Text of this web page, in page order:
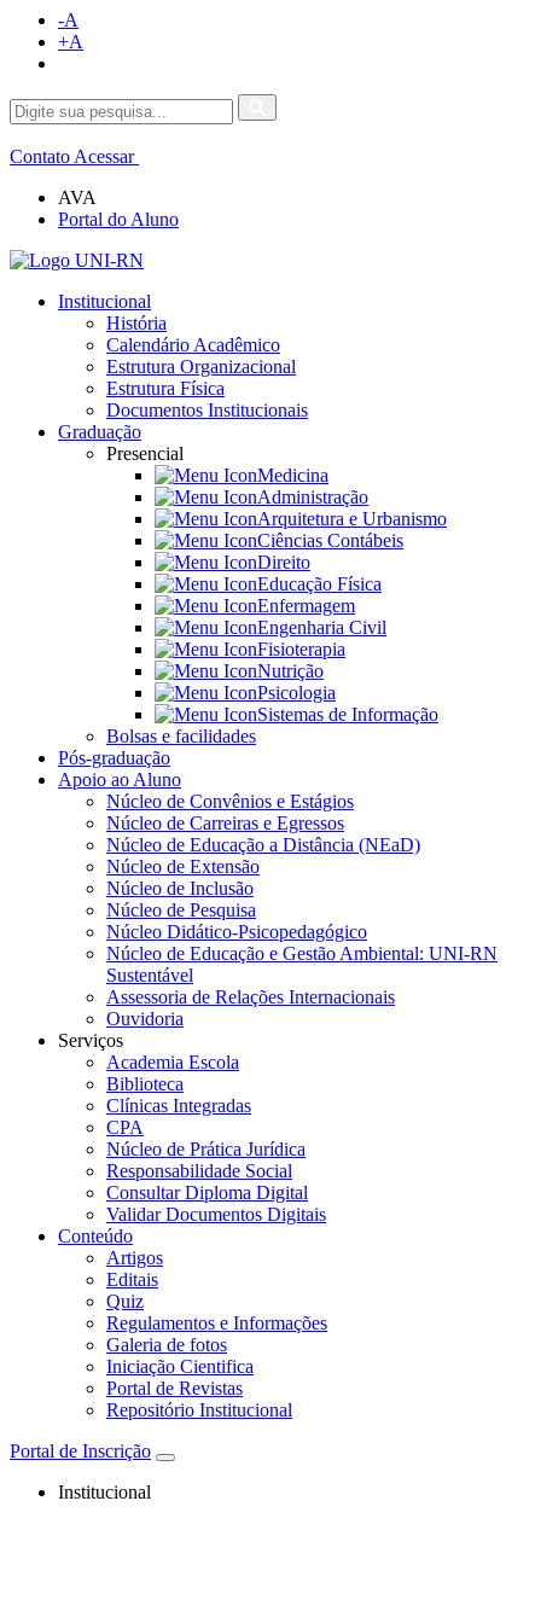
-A
+A
Contato Acessar
AVA
Portal do Aluno
Institucional
História
Calendário Acadêmico
Estrutura Organizacional
Estrutura Física
Documentos Institucionais
Graduação
Presencial
Medicina
Administração
Arquitetura e Urbanismo
Ciências Contábeis
Direito
Educação Física
Enfermagem
Engenharia Civil
Fisioterapia
Nutrição
Psicologia
Sistemas de Informação
Bolsas e facilidades
Pós-graduação
Apoio ao Aluno
Núcleo de Convênios e Estágios
Núcleo de Carreiras e Egressos
Núcleo de Educação a Distância (NEaD)
Núcleo de Extensão
Núcleo de Inclusão
Núcleo de Pesquisa
Núcleo Didático-Psicopedagógico
Núcleo de Educação e Gestão Ambiental: UNI-RN
Sustentável
Assessoria de Relações Internacionais
Ouvidoria
Serviços
Academia Escola
Biblioteca
Clínicas Integradas
CPA
Núcleo de Prática Jurídica
Responsabilidade Social
Consultar Diploma Digital
Validar Documentos Digitais
Conteúdo
Artigos
Editais
Quiz
Regulamentos e Informações
Galeria de fotos
Iniciação Cientifica
Portal de Revistas
Repositório Institucional
Portal de Inscrição
Institucional